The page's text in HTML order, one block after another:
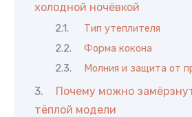
холодной ночёвкой
Тип утеплителя
Форма кокона
Молния и защита от
Почему можно
тёплой модели